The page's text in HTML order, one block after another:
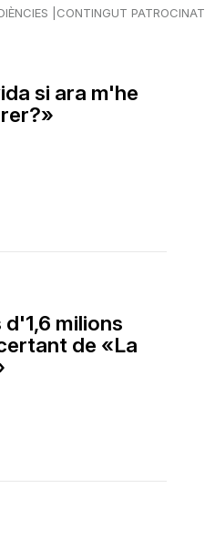
CONTINGUT PATROCINAT
si ara m'he
milions
de «La